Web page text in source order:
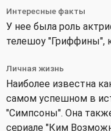
Интересные факты
У нее была роль
телешоу "Гриффины",
Личная жизнь
Наиболее известна
самом успешном в
"Симпсоны". Она
сериале "Ким